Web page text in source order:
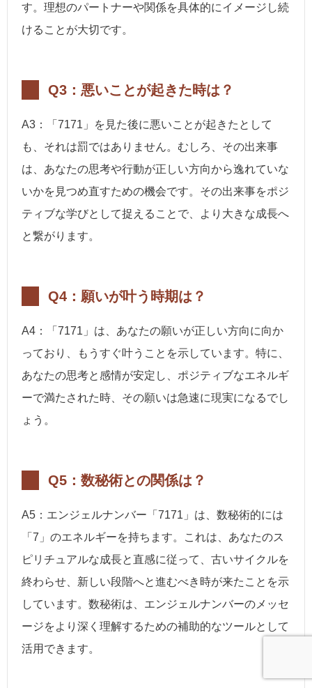
す。理想のパートナーや関係を具体的にイメージし続
けることが大切です。
Q3：悪いことが起きた時は？
A3：「7171」を見た後に悪いことが起きたとして
も、それは罰ではありません。むしろ、その出来事
は、あなたの思考や行動が正しい方向から逸れていな
いかを見つめ直すための機会です。その出来事をポジ
ティブな学びとして捉えることで、より大きな成長へ
と繋がります。
Q4：願いが叶う時期は？
A4：「7171」は、あなたの願いが正しい方向に向か
っており、もうすぐ叶うことを示しています。特に、
あなたの思考と感情が安定し、ポジティブなエネルギ
ーで満たされた時、その願いは急速に現実になるでし
ょう。
Q5：数秘術との関係は？
A5：エンジェルナンバー「7171」は、数秘術的には
「7」のエネルギーを持ちます。これは、あなたのス
ピリチュアルな成長と直感に従って、古いサイクルを
終わらせ、新しい段階へと進むべき時が来たことを示
しています。数秘術は、エンジェルナンバーのメッセ
ージをより深く理解するための補助的なツールとして
活用できます。